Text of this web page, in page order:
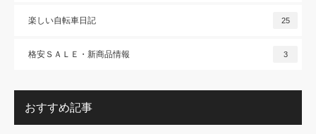
楽しい自転車日記 25
格安ＳＡＬＥ・新商品情報 3
おすすめ記事